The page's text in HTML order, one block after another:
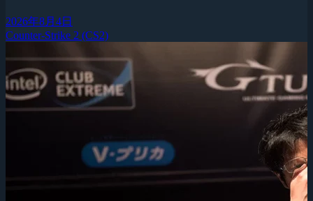
2026年8月4日
Counter-Strike 2 (CS2)